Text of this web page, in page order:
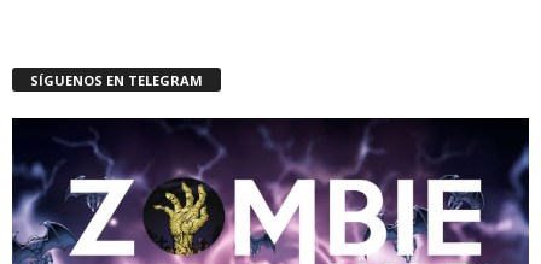
SÍGUENOS EN TELEGRAM